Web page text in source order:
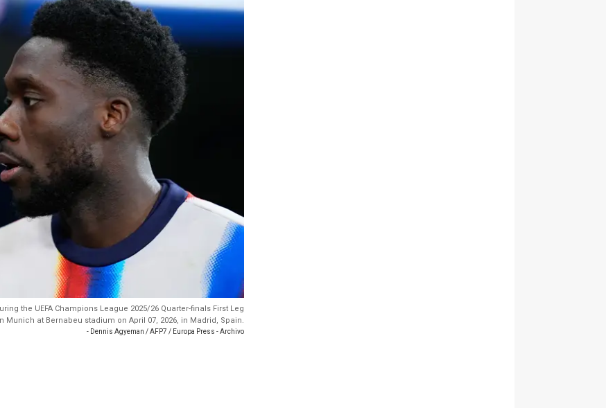
the UEFA Champions League 2025/26 Quarter-finals First Leg
Munich at Bernabeu stadium on April 07, 2026, in Madrid, Spain.
- Dennis Agyeman / AFP7 / Europa Press - Archivo